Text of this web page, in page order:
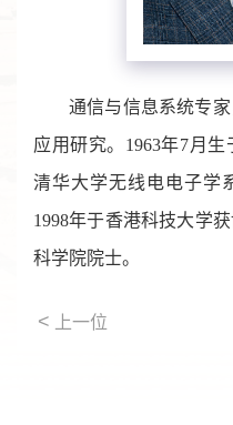
通信与信息系统专
应用研究。1963年7月
清华大学无线电电子学
1998年于香港科技大学
科学院院士。
< 上一位